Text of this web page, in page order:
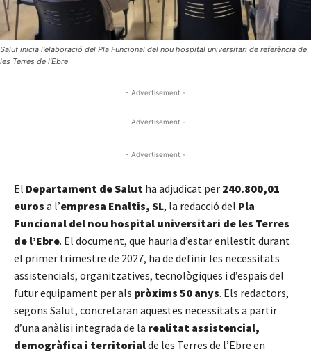
Salut inicia l'elaboració del Pla Funcional del nou hospital universitari de referència de
les Terres de l’Ebre
- Advertisement -
- Advertisement -
- Advertisement -
El Departament de Salut ha adjudicat per 240.800,01
euros a l’empresa Enaltis, SL, la redacció del Pla
Funcional del nou hospital universitari de les Terres
de l’Ebre. El document, que hauria d’estar enllestit durant
el primer trimestre de 2027, ha de definir les necessitats
assistencials, organitzatives, tecnològiques i d’espais del
futur equipament per als pròxims 50 anys. Els redactors,
segons Salut, concretaran aquestes necessitats a partir
d’una anàlisi integrada de la realitat assistencial,
demogràfica i territorialde les Terres de l’Ebre en